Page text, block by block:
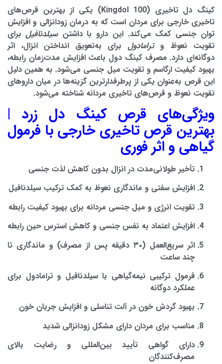
کینگ دل تاخیری (Kingdol 100) یکی از بهترین قرص‌های
تاخیری خارجی برای مردان است که به درمان زودانزالی و افزایش
توان جنسی کمک می‌کند. این دارو با داشتنسیلدنافیلبرای
تقویت نعوظ وترامادول برای به‌تعویق انداختن انزال، اثر
دوگانه‌ای دارد. مصرف کینگ دول باعث افزایش مدت‌زمان رابطه،
بهبود کیفیت ارگاسم و تقویت میل جنسی می‌شود. به همین دلیل
این قرص به‌عنوان یکی از پرطرفدارترین گزینه‌ها در میان داروهای
تقویت نعوظ و قرص‌های تاخیری مردانه شناخته می‌شود.
ویژگی‌های قرص کینگ دل زرد |
بهترین قرص تاخیری خارجی با فرمول
گیاهی و اثر فوری
تأخیر طولانی‌مدت در انزال بدون کاهش لذت جنسی
افزایش سفتی و ماندگاری نعوظ به کمک ترکیب سیلدنافیل
تقویت انرژی و میل جنسی مردانه برای بهبود کیفیت رابطه
افزایش اعتماد به نفس جنسی و کاهش استرس حین رابطه
اثر سریع‌العمل (۳۰ دقیقه پس از مصرف)
و ماندگاری تا
چند ساعت
فرمول ترکیبی نیمه‌گیاهی با سیلدنافیل و ترامادول برای
عملکرد دوگانه
بهبود گردش خون در آلت تناسلی و افزایش جریان خون
مناسب برای مردان دارای مشکل زودانزالی شدید
دارای گواهی تأیید بین‌المللی و رضایت بالای
مصرف‌کنندگان